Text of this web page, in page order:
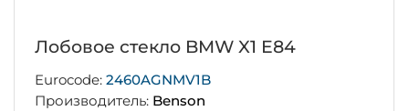
Лобовое стекло BMW X1 E84
Eurocode:2460AGNMV1B
Производитель: Benson